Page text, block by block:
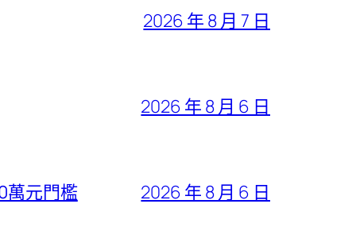
2026 年 8 月 7 日
2026 年 8 月 6 日
萬元門檻 2026 年 8 月 6 日